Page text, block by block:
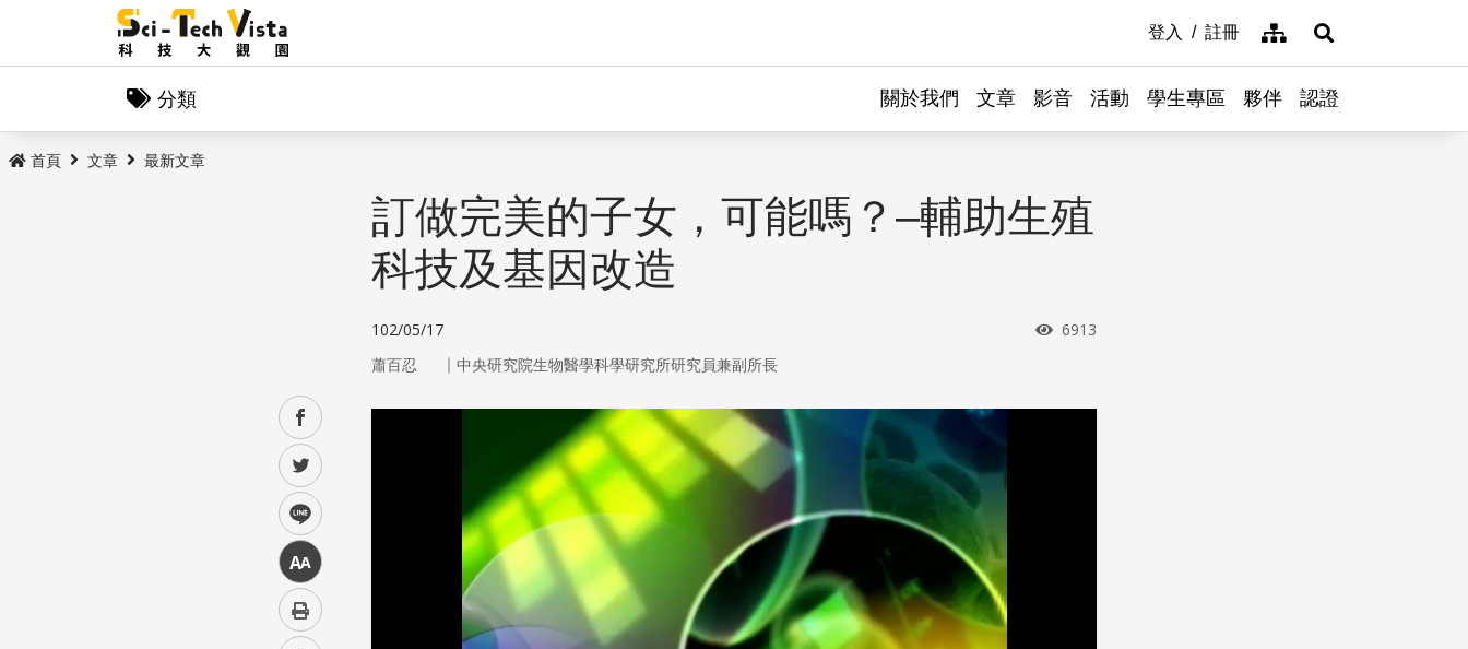
登入 註冊 網站導覽展開搜尋
分類 關於我們 文章 影音 活動 學生專區 夥伴 認證
首頁 文章 最新文章
facebook
twitter
line
中
訂做完美的子女，可能嗎？–輔助生殖
科技及基因改造
102/05/17 瀏覽次數
6913
蕭百忍 ｜ 中央研究院生物醫學科學研究所研究員兼副所長